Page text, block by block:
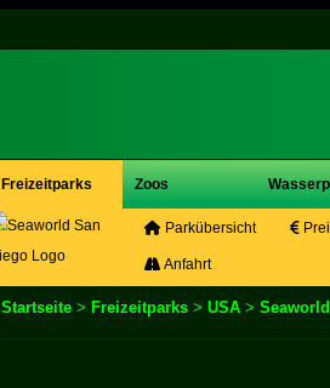
Freizeitparks Zoos
Parkübersicht
Anfahrt
Startseite > Freizeitparks > USA >